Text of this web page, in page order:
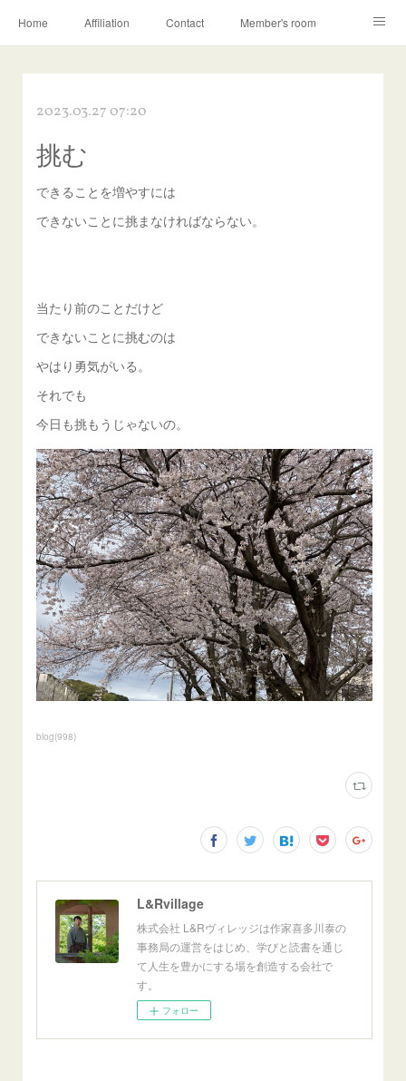
Home Affiliation Contact Member's room
2023.03.27 07:20
挑む
できることを増やすには
できないことに挑まなければならない。
当たり前のことだけど
できないことに挑むのは
やはり勇気がいる。
それでも
今日も挑もうじゃないの。
blog(998)
L&Rvillage
株式会社 L&Rヴィレッジは作家喜多川泰の
事務局の運営をはじめ、学びと読書を通じ
て人生を豊かにする場を創造する会社で
す。
フォロー